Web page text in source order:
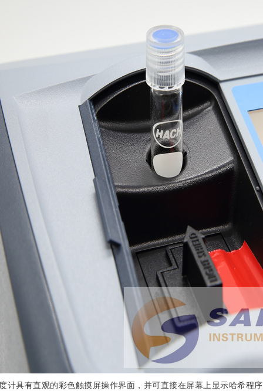
有直观的彩色触摸屏操作界面，并可直接在屏幕上显示哈希程序